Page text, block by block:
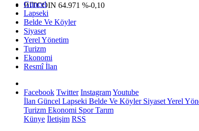
BITCOIN 64.971 %-0,10
Güncel
Lapseki
Belde Ve Köyler
Siyaset
Yerel Yönetim
Turizm
Ekonomi
Resmî İlan
Facebook Twitter InstagramYoutube
İlan Güncel Lapseki Belde Ve KöylerSiyasetYerel
Turizm Ekonomi SporTarım
Künye İletişim RSS